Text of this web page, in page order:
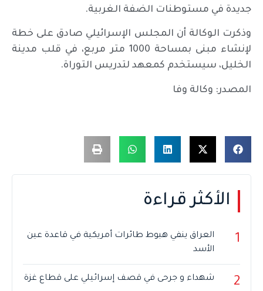
جديدة في مستوطنات الضفة الغربية.
وذكرت الوكالة أن المجلس الإسرائيلي صادق على خطة
لإنشاء مبنى بمساحة 1000 متر مربع، في قلب مدينة
الخليل، سيستخدم كمعهد لتدريس التوراة.
المصدر: وكالة وفا
الأكثر قراءة
1
العراق ينفي هبوط طائرات أمريكية في قاعدة عين
الأسد
2 شهداء و جرحى في قصف إسرائيلي على قطاع غزة